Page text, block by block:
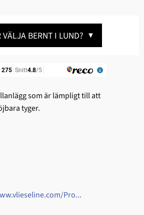
VÄLJA BERNT I LUND? ▼
som är lämpligt till att
tyger.
Pro...